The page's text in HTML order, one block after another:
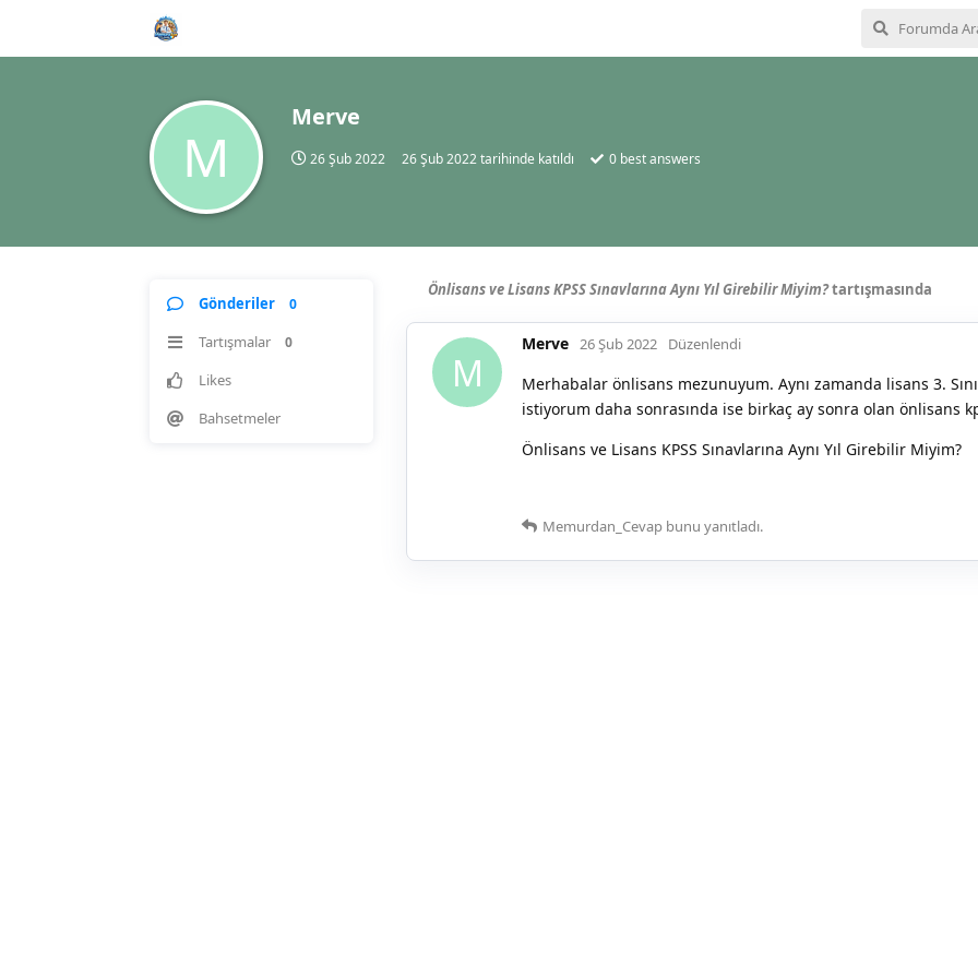
M
Merve
26 Şub 2022 26 Şub 2022tarihinde katıldı 0 best answers
Gönderiler 0
Tartışmalar 0
Likes
Bahsetmeler
Önlisans ve Lisans KPSS Sınavlarına Aynı Yıl Girebilir Miyim?tartışmasında
M
Merve 26 Şub 2022 Düzenlendi
Merhabalar önlisans mezunuyum. Aynı zamanda lisans 3.
istiyorum daha sonrasında ise birkaç ay sonra olan önlisans
Önlisans ve Lisans KPSS Sınavlarına Aynı Yıl Girebilir Miyim?
Memurdan_Cevap bunu yanıtladı.